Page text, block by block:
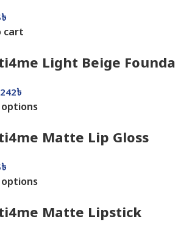
৳
cart
Light Beige
৳
Matte Lip Gloss
৳
Matte Lipstick